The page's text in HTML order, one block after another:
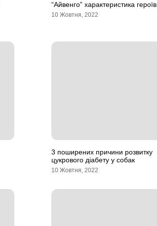
“Айвенго” характеристика героїв
10 Жовтня, 2022
3 поширених причини розвитку
цукрового діабету у собак
10 Жовтня, 2022